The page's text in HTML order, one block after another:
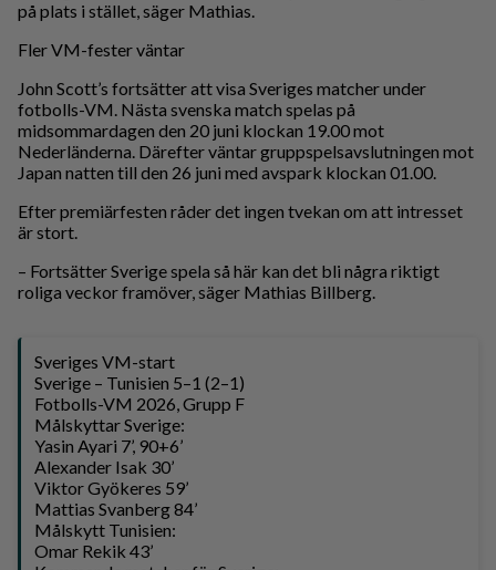
på plats i stället, säger Mathias.
Fler VM-fester väntar
John Scott’s fortsätter att visa Sveriges matcher under
fotbolls-VM. Nästa svenska match spelas på
midsommardagen den 20 juni klockan 19.00 mot
Nederländerna. Därefter väntar gruppspelsavslutningen mot
Japan natten till den 26 juni med avspark klockan 01.00.
Efter premiärfesten råder det ingen tvekan om att intresset
är stort.
– Fortsätter Sverige spela så här kan det bli några riktigt
roliga veckor framöver, säger Mathias Billberg.
Sveriges VM-start
Sverige – Tunisien 5–1 (2–1)
Fotbolls-VM 2026, Grupp F
Målskyttar Sverige:
Yasin Ayari 7’, 90+6’
Alexander Isak 30’
Viktor Gyökeres 59’
Mattias Svanberg 84’
Målskytt Tunisien:
Omar Rekik 43’